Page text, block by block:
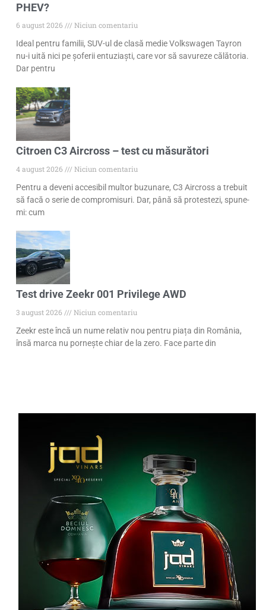
PHEV?
6 august 2026
Niciun comentariu
Ideal pentru familii, SUV-ul de clasă medie Volkswagen Tayron
nu-i uită nici pe șoferii entuziaști, care vor să savureze călătoria.
Dar pentru
Citroen C3 Aircross – test cu măsurători
4 august 2026
Niciun comentariu
Pentru a deveni accesibil multor buzunare, C3 Aircross a trebuit
să facă o serie de compromisuri. Dar, până să protestezi, spune-
mi: cum
Test drive Zeekr 001 Privilege AWD
3 august 2026
Niciun comentariu
Zeekr este încă un nume relativ nou pentru piața din România,
însă marca nu pornește chiar de la zero. Face parte din